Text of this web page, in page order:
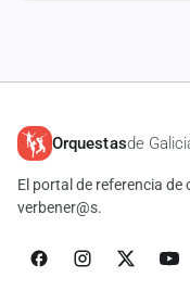
Orquestasde
El portal de referencia
verbener@s.